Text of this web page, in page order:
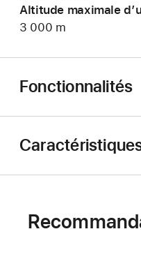
Altitude maximale
3 000 m
Fonctionnalités